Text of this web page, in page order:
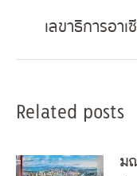
เลขาธิการอา
Related posts
ม